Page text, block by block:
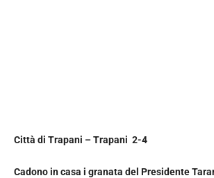
Città di Trapani – Trapani 2-4
Cadono in casa i granata del Presidente